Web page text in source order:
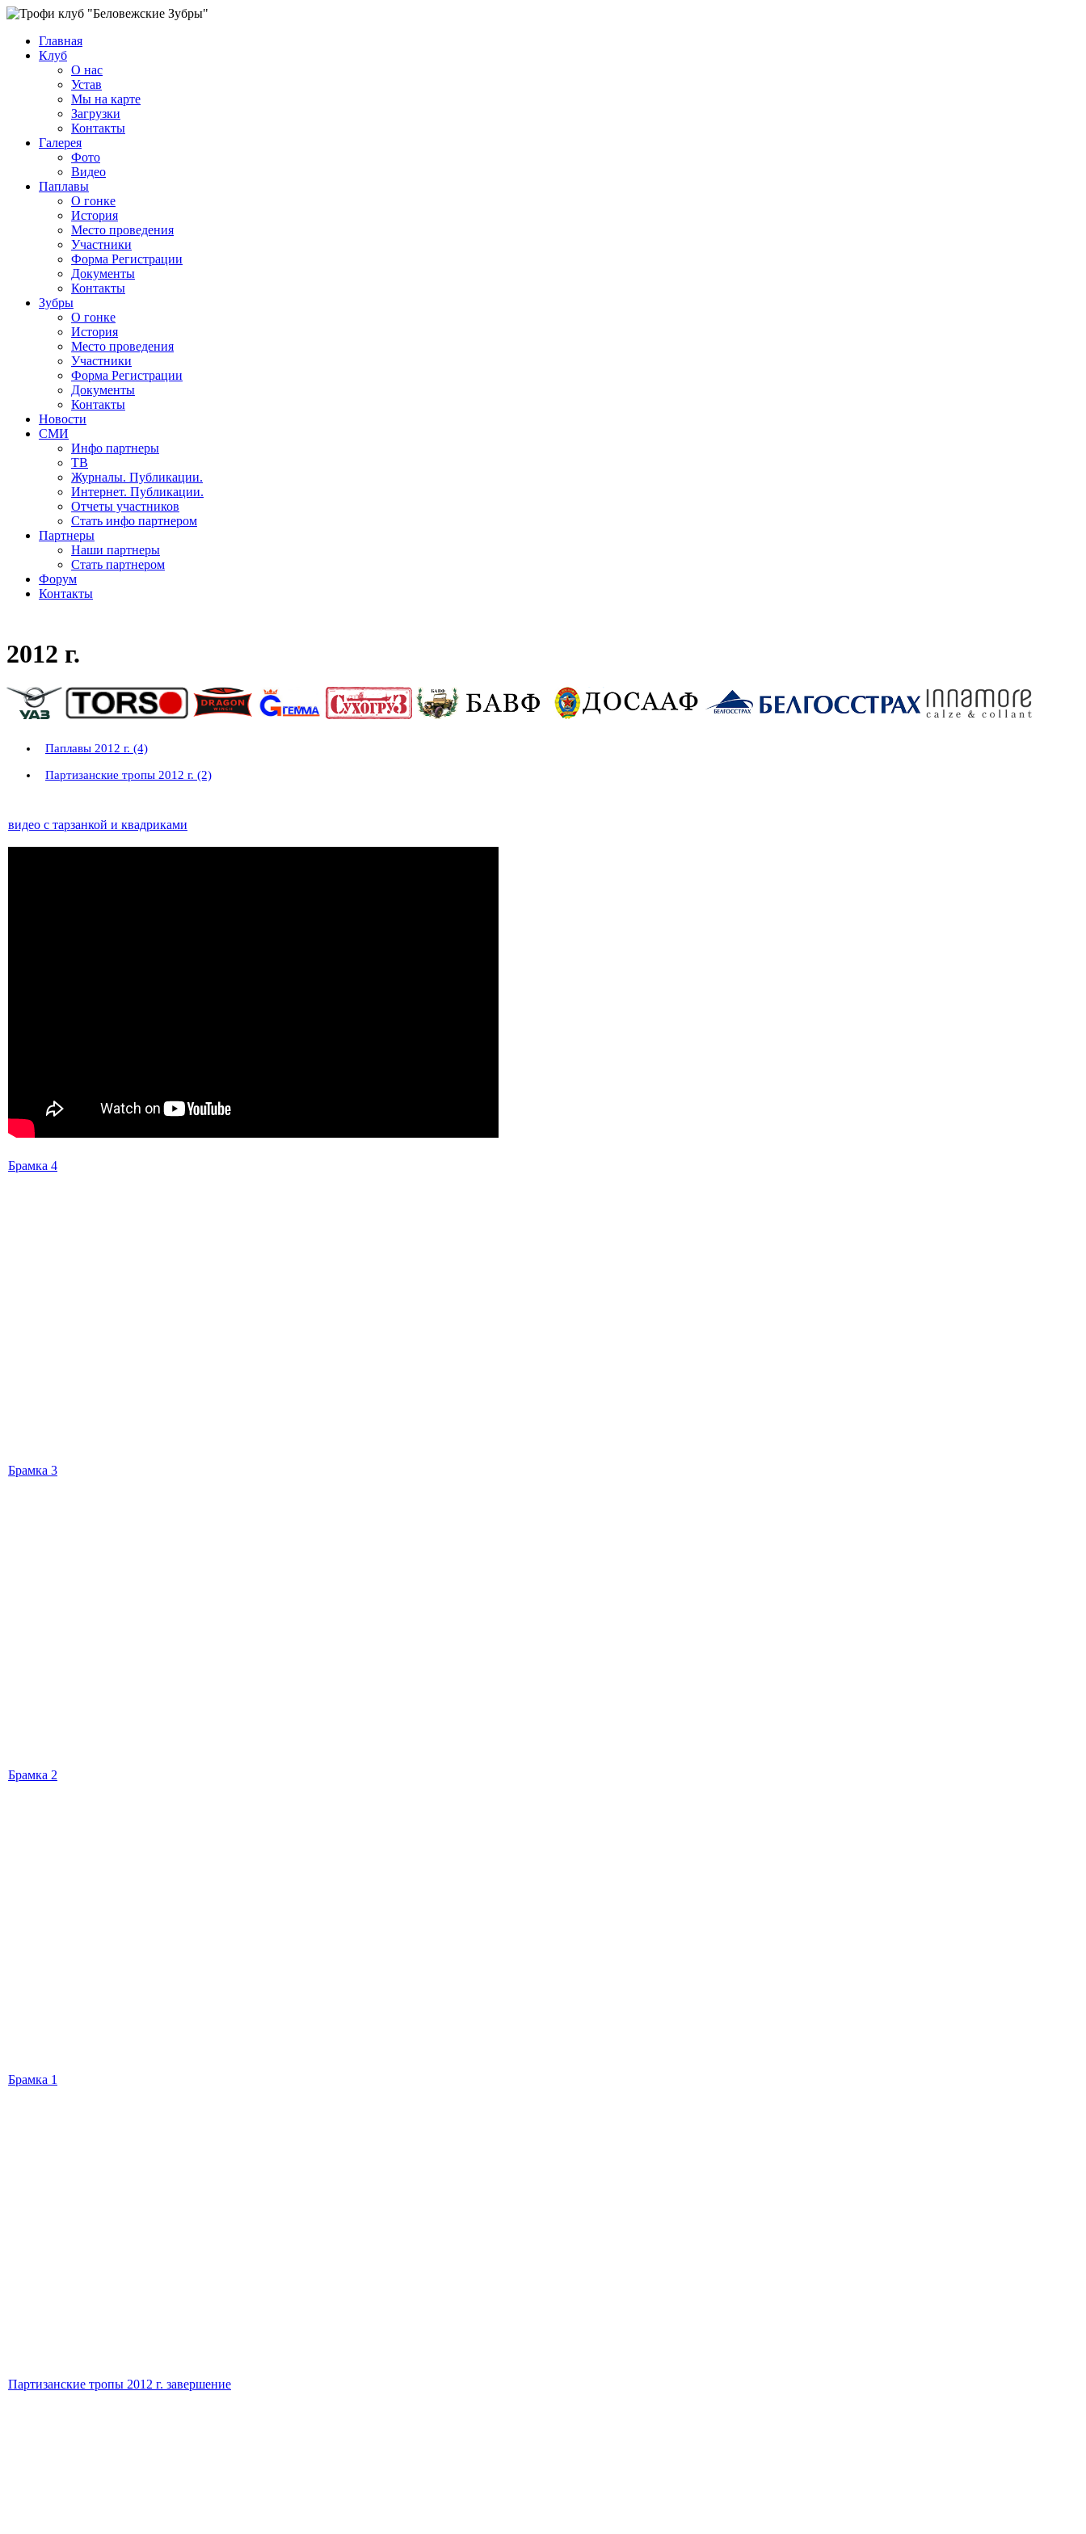
Главная
Клуб
О нас
Устав
Мы на карте
Загрузки
Контакты
Галерея
Фото
Видео
Паплавы
О гонке
История
Место проведения
Участники
Форма Регистрации
Документы
Контакты
Зубры
О гонке
История
Место проведения
Участники
Форма Регистрации
Документы
Контакты
Новости
СМИ
Инфо партнеры
ТВ
Журналы. Публикации.
Интернет. Публикации.
Отчеты участников
Стать инфо партнером
Партнеры
Наши партнеры
Стать партнером
Форум
Контакты
2012 г.
Паплавы 2012 г. (4)
Партизанские тропы 2012 г. (2)
видео с тарзанкой и квадриками
Брамка 4
Брамка 3
Брамка 2
Брамка 1
Партизанские тропы 2012 г. завершение